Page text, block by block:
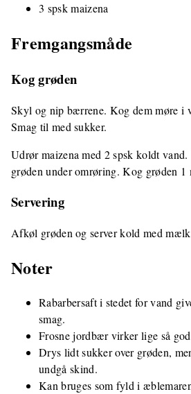
3 spsk maizena
Fremgangsmåde
Kog grøden
Skyl og nip bærrene. Kog dem møre i
Smag til med sukker.
Udrør maizena med 2 spsk koldt
grøden under omrøring. Kog grøden 1
Servering
Afkøl grøden og server kold med
Noter
Rabarbersaft i stedet for vand
smag.
Frosne jordbær virker lige så
Drys lidt sukker over grøden,
undgå skind.
Kan bruges som fyld i